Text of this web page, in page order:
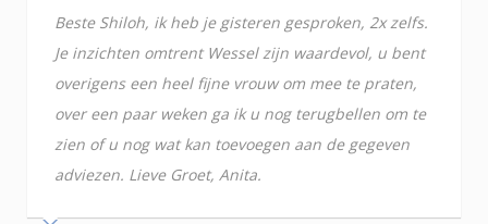
Beste Shiloh, ik heb je gisteren gesproken, 2x zelfs.
Je inzichten omtrent Wessel zijn waardevol, u bent
overigens een heel fijne vrouw om mee te praten,
over een paar weken ga ik u nog terugbellen om te
zien of u nog wat kan toevoegen aan de gegeven
adviezen. Lieve Groet, Anita.